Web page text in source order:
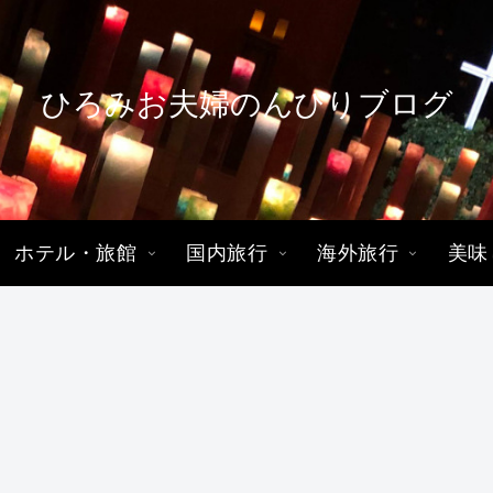
ひろみお夫婦のんびりブログ
ホテル・旅館 国内旅行 海外旅行 美